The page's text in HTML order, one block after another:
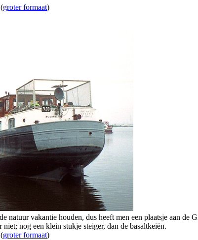
groter formaat)
natuur vakantie houden, dus heeft men een plaatsje aan de
nog een klein stukje steiger, dan de basaltkeiën.
groter formaat)